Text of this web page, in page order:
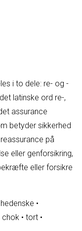
i to dele: re- og -
latinske ord re-,
assurance
betyder sikkerhed
på
eller genforsikring,
eller forsikre
hedenske •
chok • tort •